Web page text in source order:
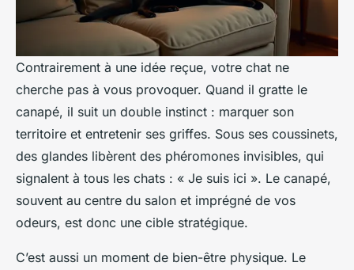
Contrairement à une idée reçue, votre chat ne
cherche pas à vous provoquer. Quand il gratte le
canapé, il suit un double instinct : marquer son
territoire et entretenir ses griffes. Sous ses coussinets,
des glandes libèrent des phéromones invisibles, qui
signalent à tous les chats : « Je suis ici ». Le canapé,
souvent au centre du salon et imprégné de vos
odeurs, est donc une cible stratégique.
C’est aussi un moment de bien-être physique. Le